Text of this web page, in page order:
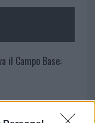
il Campo Base: